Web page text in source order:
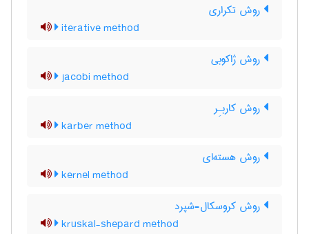
روش تکراری
iterative method
روش ژاکوبی
jacobi method
روش کاربـِر
karber method
روش هسته‌ای
kernel method
روش کروسکال-شپرد
kruskal-shepard method